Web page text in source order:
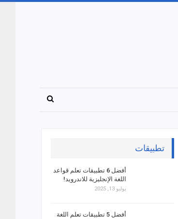
تطبيقات
أفضل 6 تطبيقات تعلم قواعد
اللغة الإنجليزية للاندرويد!
يوليو 13, 2025
أفضل 5 تطبيقات تعلم اللغة